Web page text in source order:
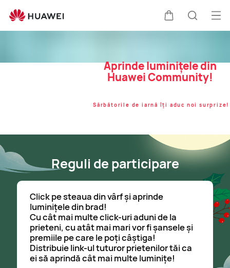
Căruciorul
Căutare
Aprinde luminițele din
Huawei Community!
Sărbătorile de iarnă îți aduc noi surprize!
Reguli de participare
Click pe steaua din vârf și aprinde
luminițele din brad!
Cu cât mai multe click-uri aduni de la
prieteni, cu atât mai mari vor fi șansele și
premiile pe care le poți câștiga!
Distribuie link-ul tuturor prietenilor tăi ca
ei să aprindă cât mai multe luminițe!